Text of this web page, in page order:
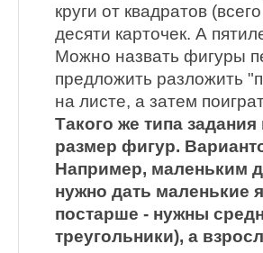
круги от квадратов
десяти карточек. А
Можно назвать фигуры
предложить разложить
на листе, а затем
Такого же типа
размер фигур.
Например, маленьким
нужно дать маленькие
постарше - нужны
треугольники), а